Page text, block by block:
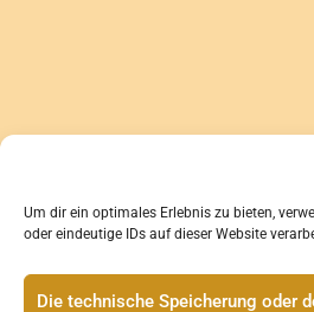
Um dir ein optimales Erlebnis zu bieten,
oder eindeutige IDs auf dieser Website
Die technische Speicherung oder